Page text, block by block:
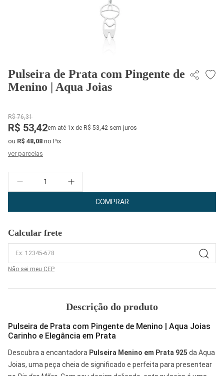
Pulseira de Prata com Pingente de
Menino | Aqua Joias
R$ 76,31
R$ 53,42em até 1x de R$ 53,42 sem juros
ou R$ 48,08 no Pix
ver parcelas
Quantidade
COMPRAR
Calcular frete
Não sei meu CEP
Descrição do produto
Pulseira de Prata com Pingente de Menino | Aqua Joias
Carinho e Elegância em Prata
Descubra a encantadora Pulseira Menino em Prata 925 da Aqua
Joias, uma peça cheia de significado e perfeita para presentear